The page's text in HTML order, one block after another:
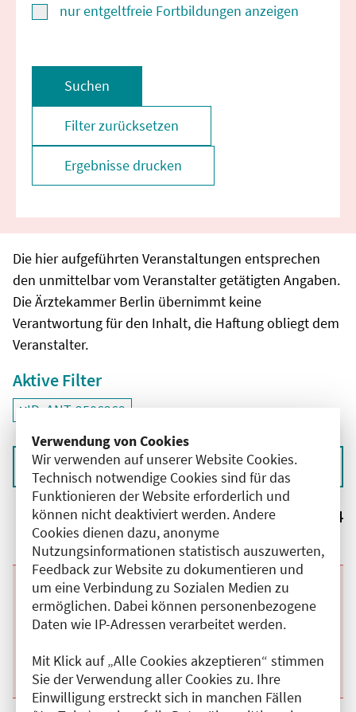
Verwendung von Cookies
Wir verwenden auf unserer Website Cookies.
Technisch notwendige Cookies sind für das
Funktionieren der Website erforderlich und
können nicht deaktiviert werden. Andere
Cookies dienen dazu, anonyme
Nutzungsinformationen statistisch auszuwerten,
Feedback zur Website zu dokumentieren und
um eine Verbindung zu Sozialen Medien zu
ermöglichen. Dabei können personenbezogene
Daten wie IP-Adressen verarbeitet werden.
Mit Klick auf „Alle Cookies akzeptieren“ stimmen
Sie der Verwendung aller Cookies zu. Ihre
Einwilligung erstreckt sich in manchen Fällen
nur entgeltfreie Fortbildungen anzeigen
Suchen
Filter zurücksetzen
Ergebnisse drucken
Die hier aufgeführten Veranstaltungen entsprechen
den unmittelbar vom Veranstalter getätigten Angaben.
Die Ärztekammer Berlin übernimmt keine
Verantwortung für den Inhalt, die Haftung obliegt dem
Veranstalter.
Aktive Filter
ID: ANT-2506269
Sortieren nach
Ergebnisse: 4
Beginn:
08.09.2026Ende und Anfangszeit:
-08.09.2026, 18:30 Uhr
Veranstaltungstitel:
Grundlagenkurs: Einstieg in die Forschung
Veranstaltungsort:
Online
Fortbildungspunkte: 2
Details anzeigen